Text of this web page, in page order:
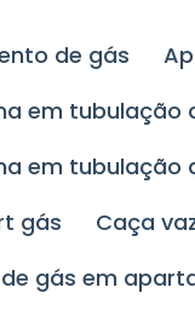
de gás
em
em tubulação
gás Caça
de gás em